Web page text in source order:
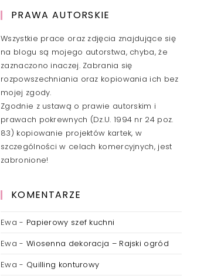
PRAWA AUTORSKIE
Wszystkie prace oraz zdjęcia znajdujące się
na blogu są mojego autorstwa, chyba, że
zaznaczono inaczej. Zabrania się
rozpowszechniania oraz kopiowania ich bez
mojej zgody.
Zgodnie z ustawą o prawie autorskim i
prawach pokrewnych (Dz.U. 1994 nr 24 poz.
83) kopiowanie projektów kartek, w
szczególności w celach komercyjnych, jest
zabronione!
KOMENTARZE
Ewa - Papierowy szef kuchni
Ewa - Wiosenna dekoracja – Rajski ogród
Ewa - Quilling konturowy